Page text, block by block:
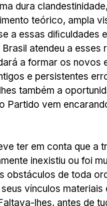
dura
teórico, ampla
a essas diﬁculdades
atendeu a esses
a formar os novos
e persistentes
também a
Partido vem
ter em conta que a
inexistiu ou foi
de toda
vínculos materiais
lhes, antes de